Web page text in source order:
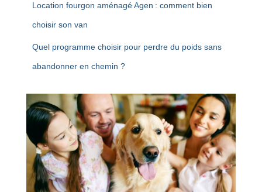
Location fourgon aménagé Agen : comment bien
choisir son van
Quel programme choisir pour perdre du poids sans
abandonner en chemin ?